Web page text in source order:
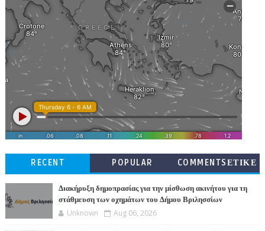
RECENT POPULAR
COMMENTSΕΤΙΚΕ
Διακήρυξη δημοπρασίας για την μίσθωση ακινήτου για τη
στάθμευση των οχημάτων του Δήμου Βριλησσίων
Unknown Aug 06, 2026